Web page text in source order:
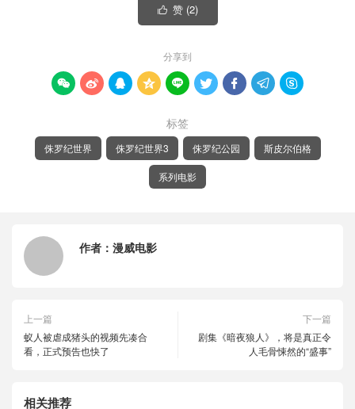
 赞 (2)
分享到
        
标签
侏罗纪世界 侏罗纪世界3 侏罗纪公园 斯皮尔伯格
系列电影
作者： 漫威电影
上一篇
蚁人被虐成猪头的视频先凑合
看，正式预告也快了
下一篇
剧集《暗夜狼人》，将是真正令
人毛骨悚然的“盛事”
相关推荐